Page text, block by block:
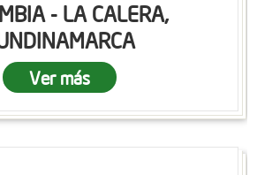
- LA CALERA,
Ver más